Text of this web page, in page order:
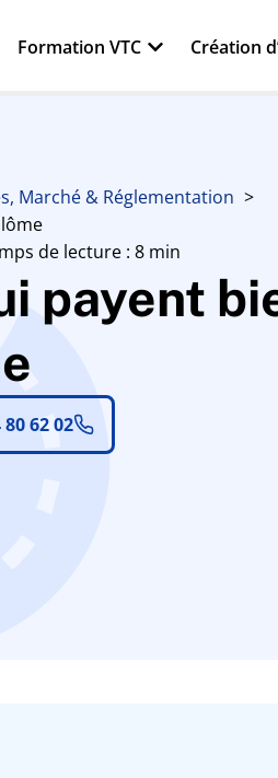
Formation VTC Création
Marché & Réglementation
de lecture : 8 min
payent
80 62 02